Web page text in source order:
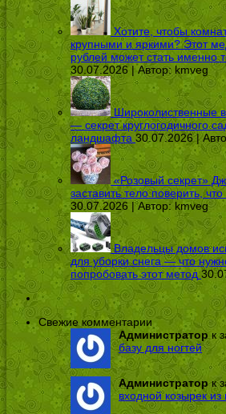
Хотите, чтобы
крупными и яркими? Этот
рублей может стать именно
30.07.2026 | Автор: kmveg
Широколиственные
— секрет круглогодичного
ландшафта 30.07.2026 |
«Розовый секрет»
заставить тело поверить,
30.07.2026 | Автор: kmveg
Владельцы домов
для уборки снега — что
попробовать этот метод
Свежие комментарии
Администраторк
базу для ногтей
Администраторк
входной козырек